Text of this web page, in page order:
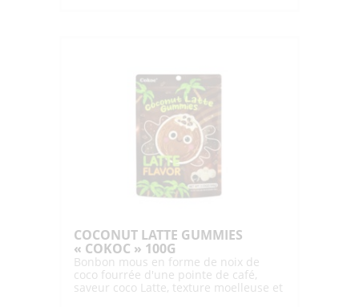
"KANRO"
COCONUT LATTE GUMMIES
« COKOC » 100G
Bonbon mous en forme de noix de
coco fourrée d'une pointe de café,
saveur coco Latte, texture moelleuse et